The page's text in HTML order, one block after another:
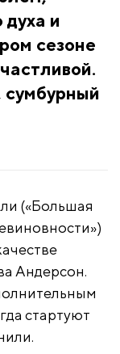
и
сезоне
(«Большая
Андерсон.
стартуют